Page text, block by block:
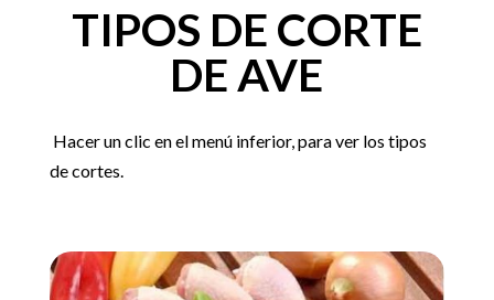
TIPOS DE CORTE
DE AVE
Hacer un clic en el menú inferior, para ver los tipos
de cortes.